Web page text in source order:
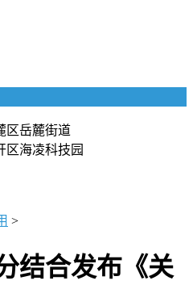
区岳麓街道
区海凌科技园
>
结合发布《关